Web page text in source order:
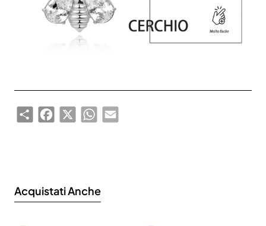
ShareFacebook
X WhatsAppEmail
Acquistati Anche